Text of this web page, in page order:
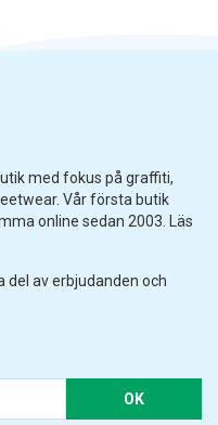
med fokus på graffiti,
Vår första butik
online sedan 2003. Läs
del av erbjudanden och
OK